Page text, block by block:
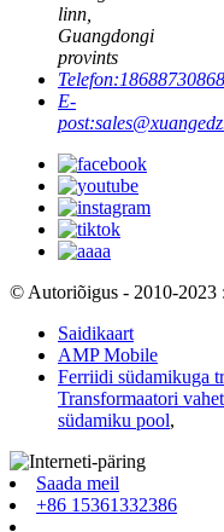
linn,
Guangdongi
provints
Telefon:18688730868
E-
post:
© Autoriõigus - 2010-2023
Saidikaart
AMP Mobile
Ferriidi südamikuga
Transformaatori
südamiku pool,
Saada meil
+86 15361332386